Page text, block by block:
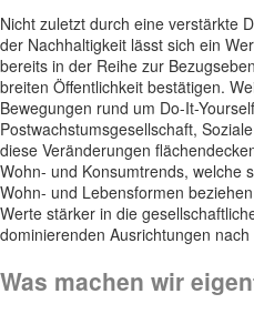
Nicht zuletzt durch eine verstärkte
der Nachhaltigkeit lässt sich ein
bereits in der Reihe zur
breiten Öffentlichkeit bestätigen.
Bewegungen rund um Do-It-
Postwachstumsgesellschaft,
diese Veränderungen
Wohn- und Konsumtrends, welche
Wohn- und Lebensformen
Werte stärker in die
dominierenden Ausrichtungen
Was machen wir